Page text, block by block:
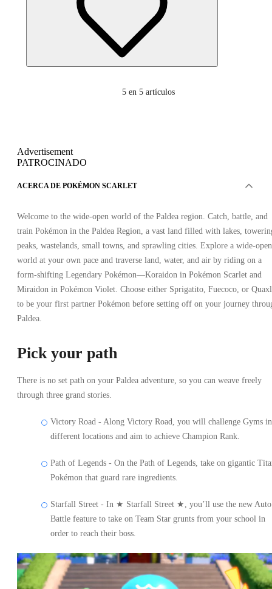
5 en 5 artículos
Advertisement
PATROCINADO
ACERCA DE POKÉMON SCARLET
Welcome to the wide-open world of the Paldea region. Catch, battle, and
train Pokémon in the Paldea Region, a vast land filled with lakes,
peaks, wastelands, small towns, and sprawling cities. Explore a wide-open
world at your own pace and traverse land, water, and air by riding on a
form-shifting Legendary Pokémon—Koraidon in Pokémon Scarlet and
Miraidon in Pokémon Violet. Choose either Sprigatito, Fuecoco, or
to be your first partner Pokémon before setting off on your journey
Paldea.
Pick your path
There is no set path on your Paldea adventure, so you can weave freely
through three grand stories.
Victory Road - Along Victory Road, you will challenge Gyms in
different locations and aim to achieve Champion Rank.
Path of Legends - On the Path of Legends, take on gigantic
Pokémon that guard rare ingredients.
Starfall Street - In ★ Starfall Street ★, you’ll use the new Auto
Battle feature to take on Team Star grunts from your school in
order to reach their boss.